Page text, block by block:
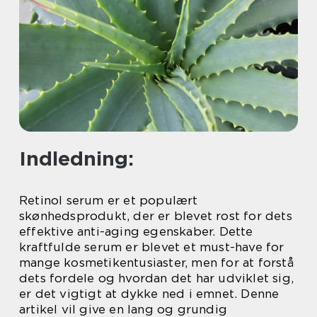
Indledning:
Retinol serum er et populært
skønhedsprodukt, der er blevet rost for dets
effektive anti-aging egenskaber. Dette
kraftfulde serum er blevet et must-have for
mange kosmetikentusiaster, men for at forstå
dets fordele og hvordan det har udviklet sig,
er det vigtigt at dykke ned i emnet. Denne
artikel vil give en lang og grundig